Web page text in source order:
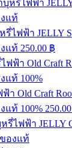
ไฟฟ้า JELLY
แท้ 250.00 ฿
Old Craft
แท้ 100% 250.00